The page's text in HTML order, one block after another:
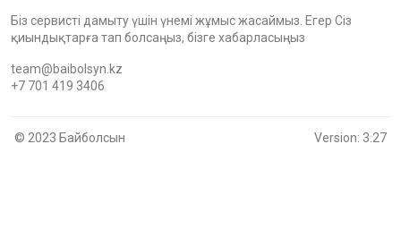
Біз сервисті дамыту үшін үнемі жұмыс жасаймыз. Егер Сіз
қиындықтарға тап болсаңыз, бізге хабарласыңыз
team@baibolsyn.kz
+7 701 419 3406
© 2023 Байболсын Version: 3.27